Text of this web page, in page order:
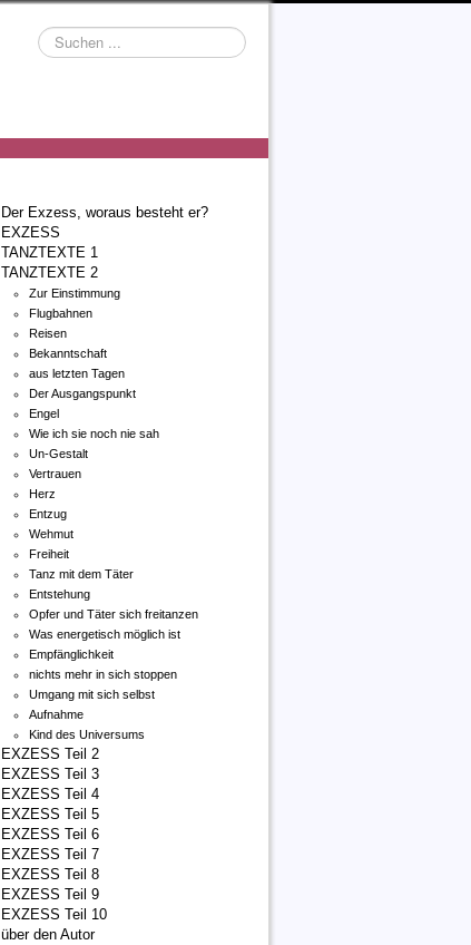
Suchen
...
Der Exzess, woraus besteht er?
EXZESS
TANZTEXTE 1
TANZTEXTE 2
Zur Einstimmung
Flugbahnen
Reisen
Bekanntschaft
aus letzten Tagen
Der Ausgangspunkt
Engel
Wie ich sie noch nie sah
Un-Gestalt
Vertrauen
Herz
Entzug
Wehmut
Freiheit
Tanz mit dem Täter
Entstehung
Opfer und Täter sich freitanzen
Was energetisch möglich ist
Empfänglichkeit
nichts mehr in sich stoppen
Umgang mit sich selbst
Aufnahme
Kind des Universums
EXZESS Teil 2
EXZESS Teil 3
EXZESS Teil 4
EXZESS Teil 5
EXZESS Teil 6
EXZESS Teil 7
EXZESS Teil 8
EXZESS Teil 9
EXZESS Teil 10
über den Autor